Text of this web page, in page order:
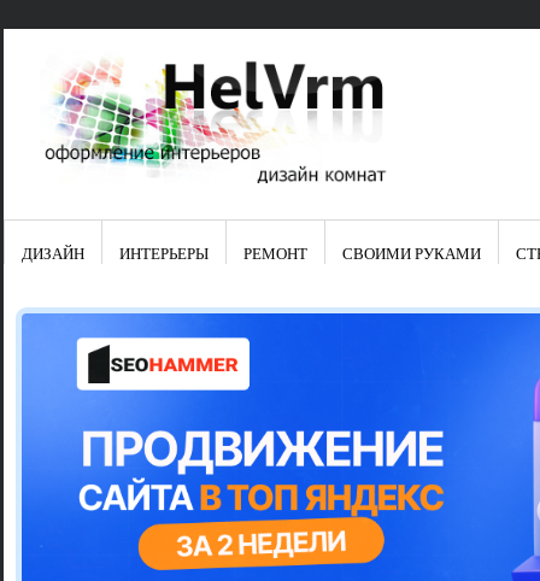
Свежие
Японские
Школа
Шьем
ДИЗАЙН ИНТЕРЬЕРЫ РЕМОНТ СВОИМИ РУКАМИ